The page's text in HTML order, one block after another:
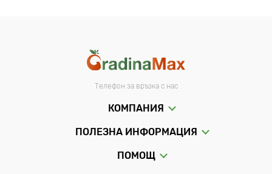
Телефон за връзка с нас
КОМПАНИЯ
ПОЛЕЗНА ИНФОРМАЦИЯ
ПОМОЩ